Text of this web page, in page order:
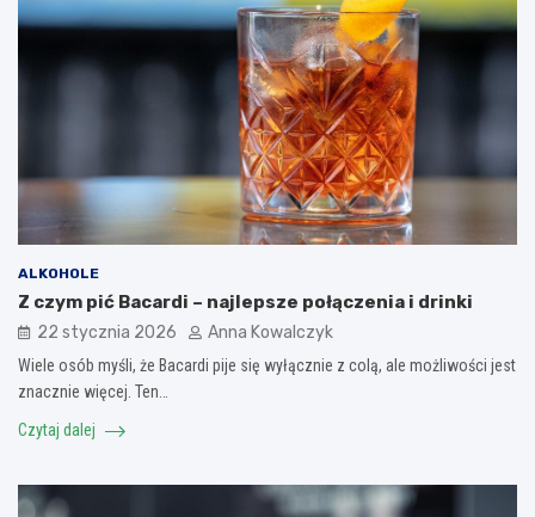
ALKOHOLE
Z czym pić Bacardi – najlepsze połączenia i drinki
22 stycznia 2026 Anna Kowalczyk
Wiele osób myśli, że Bacardi pije się wyłącznie z colą, ale możliwości jest
znacznie więcej. Ten…
Czytaj dalej